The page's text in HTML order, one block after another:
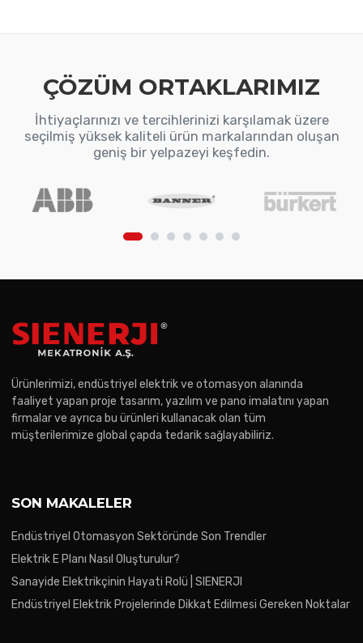
ÇÖZÜM ORTAKLARIMIZ
İhtiyaçlarınızı ve tercihlerinizi karşılamak üzere
seçilmiş yüksek kaliteli ürün markalarından oluşan
geniş bir yelpazeyi keşfedin.
Ürünlerimizi, endüstriyel elektrik ve otomasyon alanında
faaliyet yapan proje tasarım, yazılım ve pano imalatını yapan
firmalar ve ayrıca bu ürünleri kullanacak olan tüm
müşterilerimize global çapda tedarik sağlayabiliriz.
SON MAKALELER
Endüstriyel Otomasyon Sektöründe Son Trendler
Elektrik E Planı Nasıl Oluşturulur?
Sanayide Elektrikçinin Hayati Rolü | SIENERJI
Endüstriyel Elektrik Projelerinde Dikkat Edilmesi Gereken Noktalar